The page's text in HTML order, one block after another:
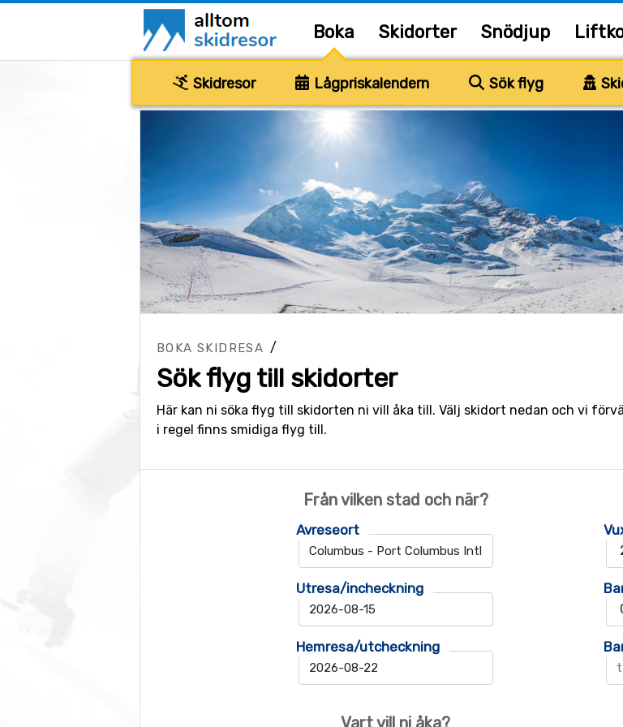
Boka Skidorter Snödjup
Skidresor Lågpriskalendern Sök flyg
BOKA SKIDRESA /
Sök flyg till skidorter
Här kan ni söka flyg till skidorten ni vill åka till. Välj skidort nedan och vi
i regel finns smidiga flyg till.
Från vilken stad och när?
Avreseort
Utresa/incheckning
Hemresa/utcheckning
Vart vill ni åka?